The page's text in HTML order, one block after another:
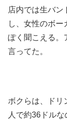
店内では生バン
し、女性のボー
ぽく聞こえる。
言ってた。
ボクらは、ドリ
人で約36ドルな